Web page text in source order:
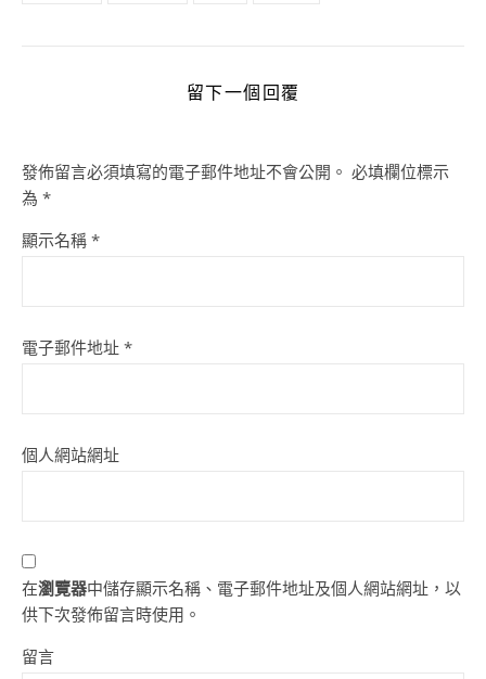
留下一個回覆
發佈留言必須填寫的電子郵件地址不會公開。 必填欄位標示
為 *
顯示名稱 *
電子郵件地址 *
個人網站網址
在瀏覽器中儲存顯示名稱、電子郵件地址及個人網站網址，以
供下次發佈留言時使用。
留言